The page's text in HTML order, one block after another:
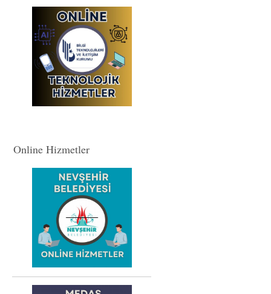
Online Hizmetler